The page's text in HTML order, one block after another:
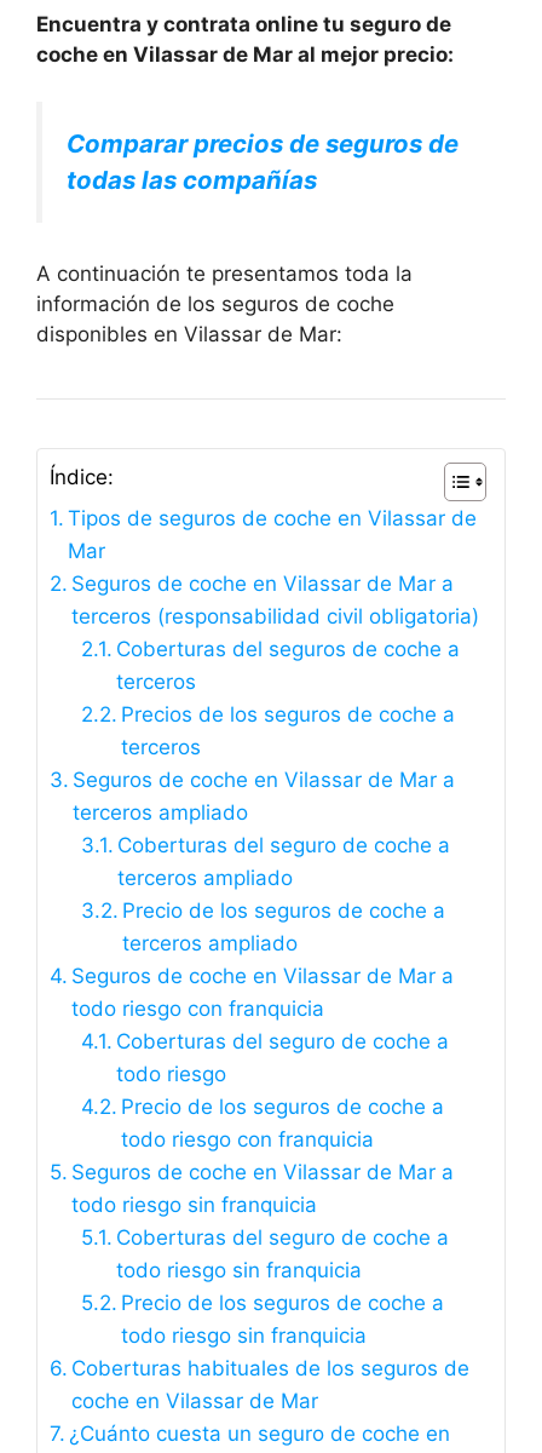
Encuentra y contrata online tu seguro de
coche en Vilassar de Mar al mejor precio:
Comparar precios de seguros de
todas las compañías
A continuación te presentamos toda la
información de los seguros de coche
disponibles en Vilassar de Mar:
Índice:
Tipos de seguros de coche en Vilassar de
Mar
Seguros de coche en Vilassar de Mar a
terceros (responsabilidad civil obligatoria)
Coberturas del seguros de coche a
terceros
Precios de los seguros de coche a
terceros
Seguros de coche en Vilassar de Mar a
terceros ampliado
Coberturas del seguro de coche a
terceros ampliado
Precio de los seguros de coche a
terceros ampliado
Seguros de coche en Vilassar de Mar a
todo riesgo con franquicia
Coberturas del seguro de coche a
todo riesgo
Precio de los seguros de coche a
todo riesgo con franquicia
Seguros de coche en Vilassar de Mar a
todo riesgo sin franquicia
Coberturas del seguro de coche a
todo riesgo sin franquicia
Precio de los seguros de coche a
todo riesgo sin franquicia
Coberturas habituales de los seguros de
coche en Vilassar de Mar
¿Cuánto cuesta un seguro de coche en